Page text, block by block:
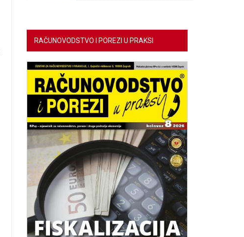
RAČUNOVODSTVO I POREZI U PRAKSI